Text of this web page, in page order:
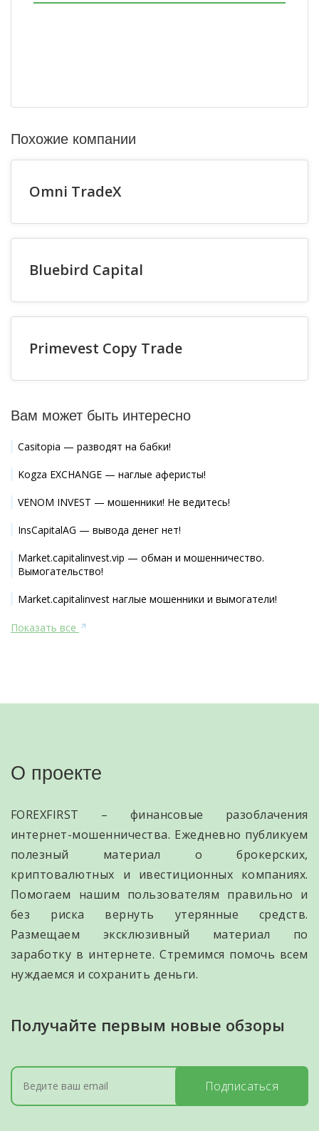
Похожие компании
Omni TradeX
Bluebird Capital
Primevest Copy Trade
Вам может быть интересно
Casitopia — разводят на бабки!
Kogza EXCHANGE — наглые аферисты!
VENOM INVEST — мошенники! Не ведитесь!
InsCapitalAG — вывода денег нет!
Market.capitalinvest.vip — обман и мошенничество.
Вымогательство!
Market.capitalinvest наглые мошенники и вымогатели!
Показать все
О проекте
FOREXFIRST – финансовые разоблачения
интернет-мошенничества. Ежедневно публикуем
полезный материал о брокерских,
криптовалютных и ивестиционных компаниях.
Помогаем нашим пользователям правильно и
без риска вернуть утерянные средств.
Размещаем эксклюзивный материал по
заработку в интернете. Стремимся помочь всем
нуждаемся и сохранить деньги.
Получайте первым новые обзоры
Подписаться